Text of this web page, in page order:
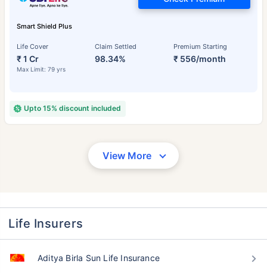
Smart Shield Plus
Life Cover
₹ 1 Cr
Max Limit: 79 yrs
Claim Settled
98.34%
Premium Starting
₹ 556/month
Upto 15% discount included
View More
Life Insurers
Aditya Birla Sun Life Insurance